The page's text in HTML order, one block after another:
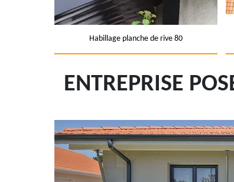
Habillage planche de rive 80
ENTREPRISE